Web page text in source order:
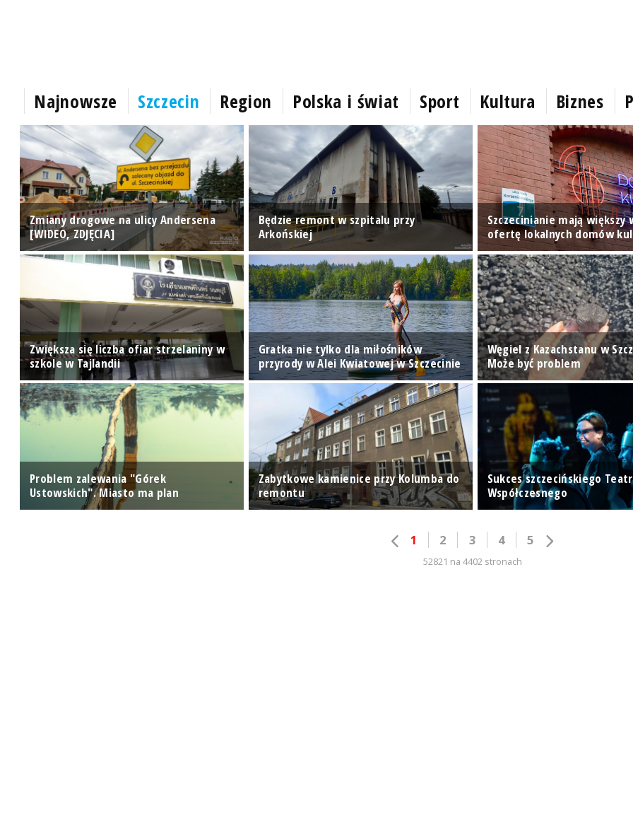
Najnowsze Szczecin Region Polska i świat Sport Kultura Biznes
Zmiany drogowe na ulicy Andersena
[WIDEO, ZDJĘCIA]
Będzie remont w szpitalu przy
Arkońskiej
Szczecinianie mają większy
ofertę lokalnych domów
Zwiększa się liczba ofiar strzelaniny w
szkole w Tajlandii
Gratka nie tylko dla miłośników
przyrody w Alei Kwiatowej w Szczecinie
Węgiel z Kazachstanu w
Może być problem
Problem zalewania "Górek
Ustowskich". Miasto ma plan
Zabytkowe kamienice przy Kolumba do
remontu
Sukces szczecińskiego
Współczesnego
1 2 3 4 5
52821 na 4402 stronach